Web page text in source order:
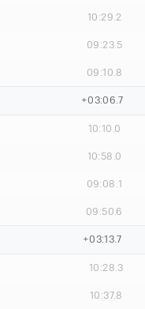
10:29.2
09:23.5
09:10.8
+03:06.7
10:10.0
10:58.0
09:08.1
09:50.6
+03:13.7
10:28.3
10:37.8